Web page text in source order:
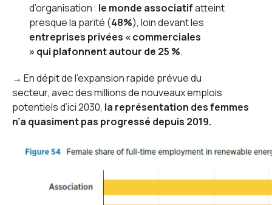
d’organisation : le monde associatifatteint
presque la parité (48%), loin devant les
entreprises privées « commerciales
» qui plafonnent autour de 25 %.
→ En dépit de l’expansion rapide prévue du
secteur, avec des millions de nouveaux emplois
potentiels d’ici 2030, la représentation des femmes
n’a quasiment pas progressé depuis 2019.